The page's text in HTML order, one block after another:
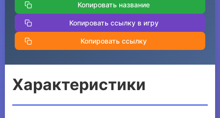
Копировать название
Копировать ссылку в игру
Копировать ссылку
Характеристики